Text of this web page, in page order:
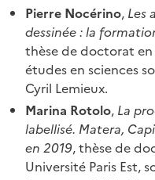
Pierre Nocérino, Les
dessinée : la
thèse de doctorat en
études en sciences
Cyril Lemieux.
Marina Rotolo, La
labellisé. Matera,
en 2019, thèse de
Université Paris Est,